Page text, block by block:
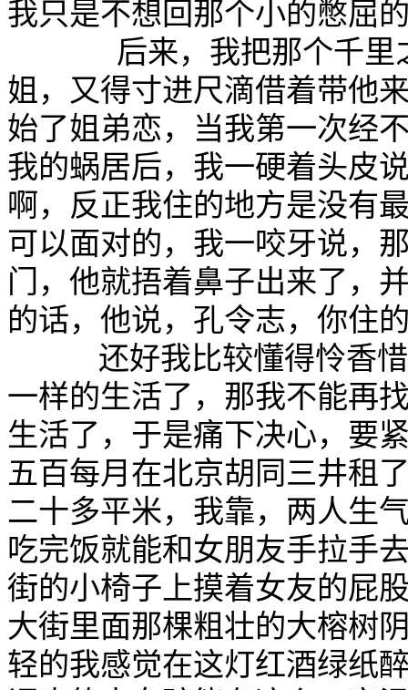
我只是不想回那个小的憋屈
后来，我把那个千里之
姐，又得寸进尺滴借着带他
始了姐弟恋，当我第一次经
我的蜗居后，我一硬着头皮
啊，反正我住的地方是没有
可以面对的，我一咬牙说，
门，他就捂着鼻子出来了，
的话，他说，孔令志，你住
还好我比较懂得怜香惜
一样的生活了，那我不能再
生活了，于是痛下决心，要
五百每月在北京胡同三井租
二十多平米，我靠，两人生
吃完饭就能和女朋友手拉手
街的小椅子上摸着女友的屁
大街里面那棵粗壮的大榕树
轻的我感觉在这灯红酒绿纸